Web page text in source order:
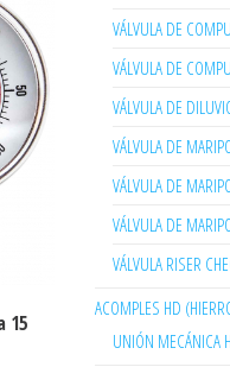
15
VÁLVULA DE
VÁLVULA DE
VÁLVULA DE
VÁLVULA DE
VÁLVULA DE
VÁLVULA DE
VÁLVULA RISER
ACOMPLES HD
UNIÓN MECÁNICA